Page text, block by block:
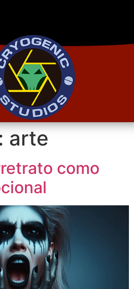
arte
como